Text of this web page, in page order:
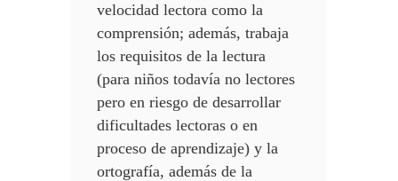
velocidad lectora como la
comprensión; además, trabaja
los requisitos de la lectura
(para niños todavía no lectores
pero en riesgo de desarrollar
dificultades lectoras o en
proceso de aprendizaje) y la
ortografía, además de la